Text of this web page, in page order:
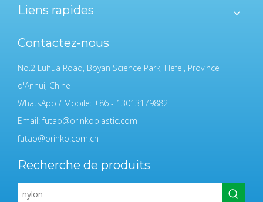
Liens rapides
Contactez-nous
No.2 Luhua Road, Boyan Science Park, Hefei, Province
d'Anhui, Chine
WhatsApp / Mobile: +86 - 13013179882
Email:futao@orinkoplastic.com
futao@orinko.com.cn
Recherche de produits